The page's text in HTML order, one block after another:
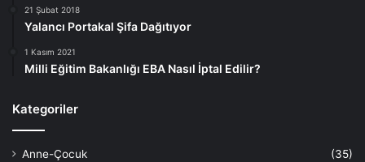
21 Şubat 2018
Yalancı Portakal Şifa Dağıtıyor
1 Kasım 2021
Milli Eğitim Bakanlığı EBA Nasıl İptal Edilir?
Kategoriler
Anne-Çocuk
(35)